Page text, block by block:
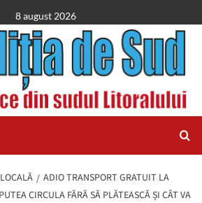
8 august 2026
ADIO TRANSPORT GRATUIT LA
CIRCULA FĂRĂ SĂ PLĂTEASCĂ ȘI CÂT VA